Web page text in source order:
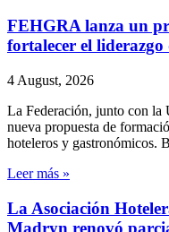
FEHGRA lanza un
fortalecer el liderazgo
4 August, 2026
La Federación, junto con la
nueva propuesta de
hoteleros y gastronómicos.
Leer más »
La Asociación
Madryn renovó